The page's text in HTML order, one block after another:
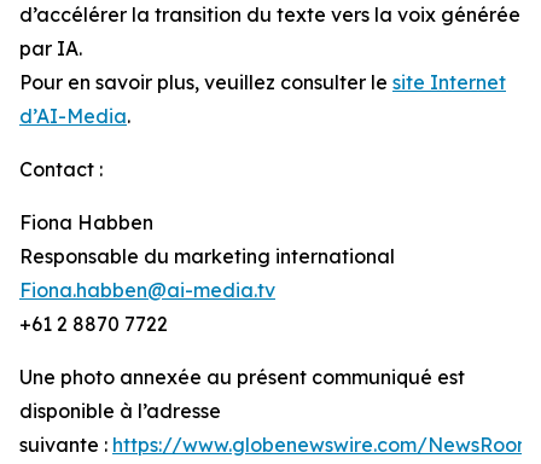
d’accélérer la transition du texte vers la voix générée
par IA.
Pour en savoir plus, veuillez consulter le site Internet
d’AI-Media.
Contact :
Fiona Habben
Responsable du marketing international
Fiona.habben@ai-media.tv
+61 2 8870 7722
Une photo annexée au présent communiqué est
disponible à l’adresse
suivante : https://www.globenewswire.com/